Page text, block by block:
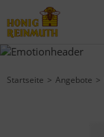
Startseite Angebote